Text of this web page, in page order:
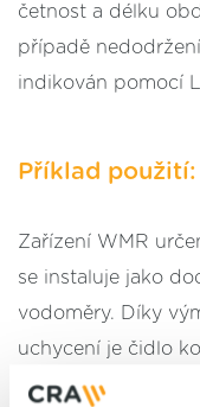
četnost a délku
případě
indikován pomocí
Příklad použití:
Zařízení WMR
se instaluje jako
vodoměry. Díky
uchycení je čidlo
instalovaných